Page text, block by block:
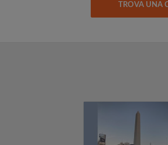
TROVA UNA